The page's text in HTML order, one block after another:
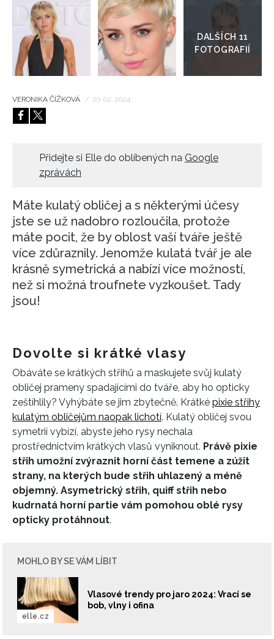
HOME
Přejít
galerie
VERONIKA ČÍŽKOVÁ / 20. 02. 2024
Přidejte si Elle do oblíbených na Google
zprávách
Máte kulatý obličej a s některými účesy
jste se už nadobro rozloučila, protože
máte pocit, že by oblost vaší tváře ještě
více zdůraznily. Jenomže kulatá tvář je ale
krásně symetrická a nabízí více možností,
než si možná troufnete vyzkoušet. Tady
jsou!
Dovolte si krátké vlasy
Obáváte se krátkých střihů a maskujete svůj kulatý
obličej prameny spadajícími do tváře, aby ho opticky
zeštíhlily? Vyhýbáte se jim zbytečně. Krátké pixie střihy
kulatým obličejům naopak lichotí. Kulatý obličej svou
symetrií vybízí, abyste jeho rysy nechala
prostřednictvím krátkých vlasů vyniknout. Právě pixie
střih umožní zvýraznit horní část temene a zúžit
strany, na kterých bude střih uhlazený a méně
objemný. Asymetrický střih, quiff střih nebo
kudrnatá horní partie vám pomohou oblé rysy
opticky protáhnout.
MOHLO BY SE VÁM LÍBIT
Vlasové trendy pro jaro 2024: Vrací se
bob, vlny i ofina
elle.cz